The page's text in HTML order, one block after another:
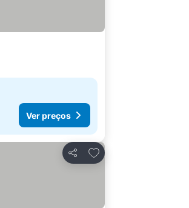
Ver preços
Partilhar
Adicionar aos favoritos